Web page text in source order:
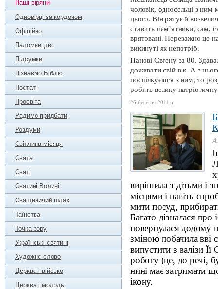
Наші віряни
Одновірці за кордоном
Офіційно
Паломництво
Підсумки
Пізнаємо Біблію
Постаті
Просвіта
Радимо придбати
Роздуми
Світлина місяця
Свята
Святі
Святині Волині
Священичий шлях
Таїнства
Точка зору
Українські святині
Художнє слово
Церква і військо
Церква і молодь
чоловік, односельці з ним
цього. Він рятує й
ставить пам’ятники, сам,
врятовані. Переважно це
викинуті як непотріб.
Панові Євгену за 80.
доживати свій вік. А з
поспілкуєшся з ним, то
робить велику
26 березня 2011 р.
вирішила з дітьми і
місцями і навіть
мити посуд,
Багато дізналася про
повернулася додому
зміною побачила вві
випустити з валізи
роботу (це, до речі,
нині має затримати
ікону.